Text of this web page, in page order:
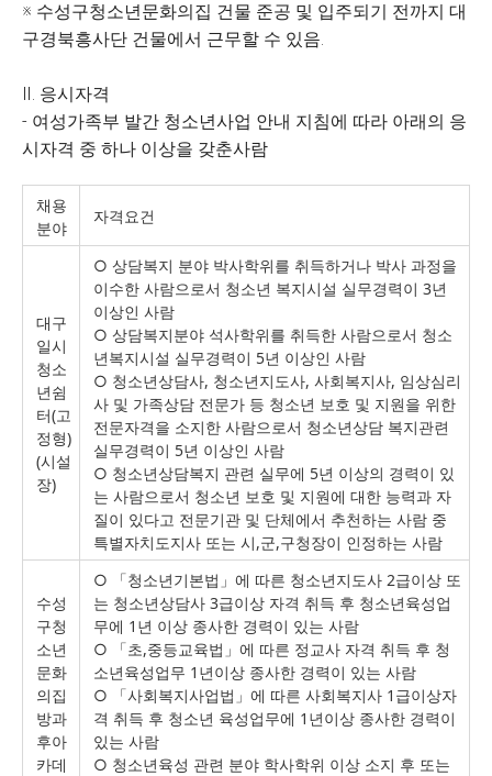
※ 수성구청소년문화의집 건물 준공 및 입주되기 전까지 대
구경북흥사단 건물에서 근무할 수 있음.
Ⅱ. 응시자격
- 여성가족부 발간 청소년사업 안내 지침에 따라 아래의 응
시자격 중 하나 이상을 갖춘사람
채용
분야
자격요건
대구
일시
청소
년쉼
터(고
정형)
(시설
장)
○ 상담복지 분야 박사학위를 취득하거나 박사 과정을
이수한 사람으로서 청소년 복지시설 실무경력이 3년
이상인 사람
○ 상담복지분야 석사학위를 취득한 사람으로서 청소
년복지시설 실무경력이 5년 이상인 사람
○ 청소년상담사, 청소년지도사, 사회복지사, 임상심리
사 및 가족상담 전문가 등 청소년 보호 및 지원을 위한
전문자격을 소지한 사람으로서 청소년상담 복지관련
실무경력이 5년 이상인 사람
○ 청소년상담복지 관련 실무에 5년 이상의 경력이 있
는 사람으로서 청소년 보호 및 지원에 대한 능력과 자
질이 있다고 전문기관 및 단체에서 추천하는 사람 중
특별자치도지사 또는 시,군,구청장이 인정하는 사람
수성
구청
소년
문화
의집
방과
후아
카데
○ 「청소년기본법」에 따른 청소년지도사 2급이상 또
는 청소년상담사 3급이상 자격 취득 후 청소년육성업
무에 1년 이상 종사한 경력이 있는 사람
○ 「초,중등교육법」에 따른 정교사 자격 취득 후 청
소년육성업무 1년이상 종사한 경력이 있는 사람
○ 「사회복지사업법」에 따른 사회복지사 1급이상자
격 취득 후 청소년 육성업무에 1년이상 종사한 경력이
있는 사람
○ 청소년육성 관련 분야 학사학위 이상 소지 후 또는